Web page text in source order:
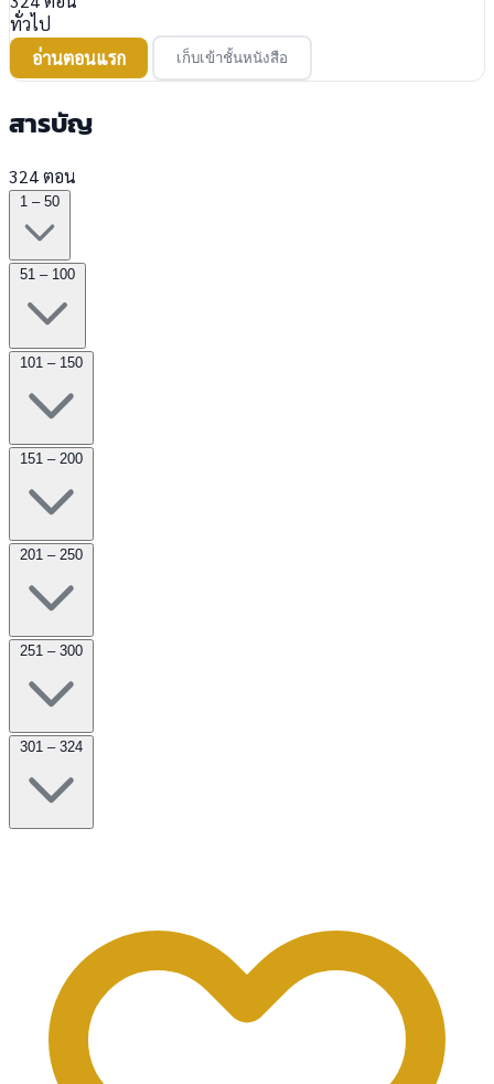
ทั่วไป
อ่านตอนแรก
เก็บเข้าชั้นหนังสือ
สารบัญ
324 ตอน
1 – 50
51 – 100
101 – 150
151 – 200
201 – 250
251 – 300
301 – 324